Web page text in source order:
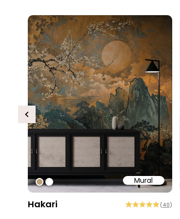
Mural
#bd9e7a
#ffffff
Hakari (40)
Previous